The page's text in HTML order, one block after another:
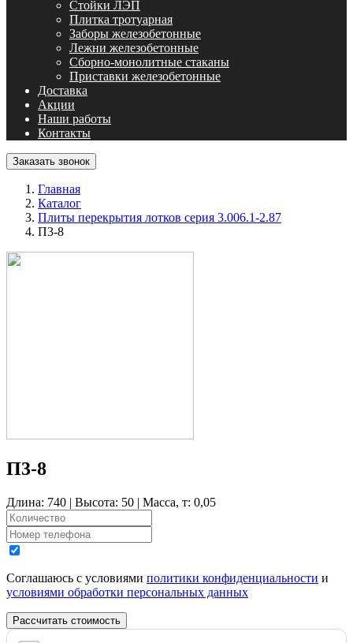
Стойки ЛЭП
Плитка тротуарная
Заборы железобетонные
Лежни железобетонные
Сборно-монолитные стаканы
Приставки железобетонные
Доставка
Акции
Наши работы
Контакты
Заказать звонок
Главная
Каталог
Плиты перекрытия лотков серия 3.006.1-2.87
П3-8
П3-8
Длина: 740 | Высота: 50 | Масса, т: 0,05
Соглашаюсь с условиями политики конфиденциальности и
условиями обработки персональных данных
Рассчитать стоимость